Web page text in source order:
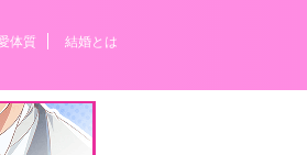
体質 結婚とは